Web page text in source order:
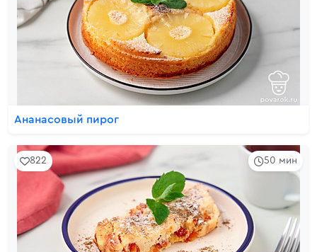
Ананасовый пирог
50 мин
822